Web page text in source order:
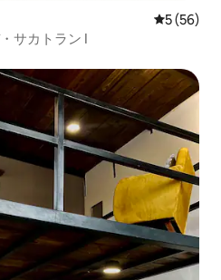
レビュー
5 (56)
サカトラン I